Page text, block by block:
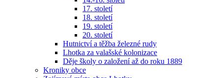
17. století
18. století
19. století
20. století
Hutnictví a těžba železné rudy
Lhotka za valašské kolonizace
Děje školy o založení až do roku 1889
Kroniky obce